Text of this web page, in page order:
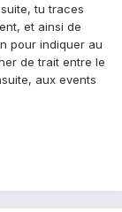
tu traces
et ainsi de
pour indiquer au
de trait entre le
aux events